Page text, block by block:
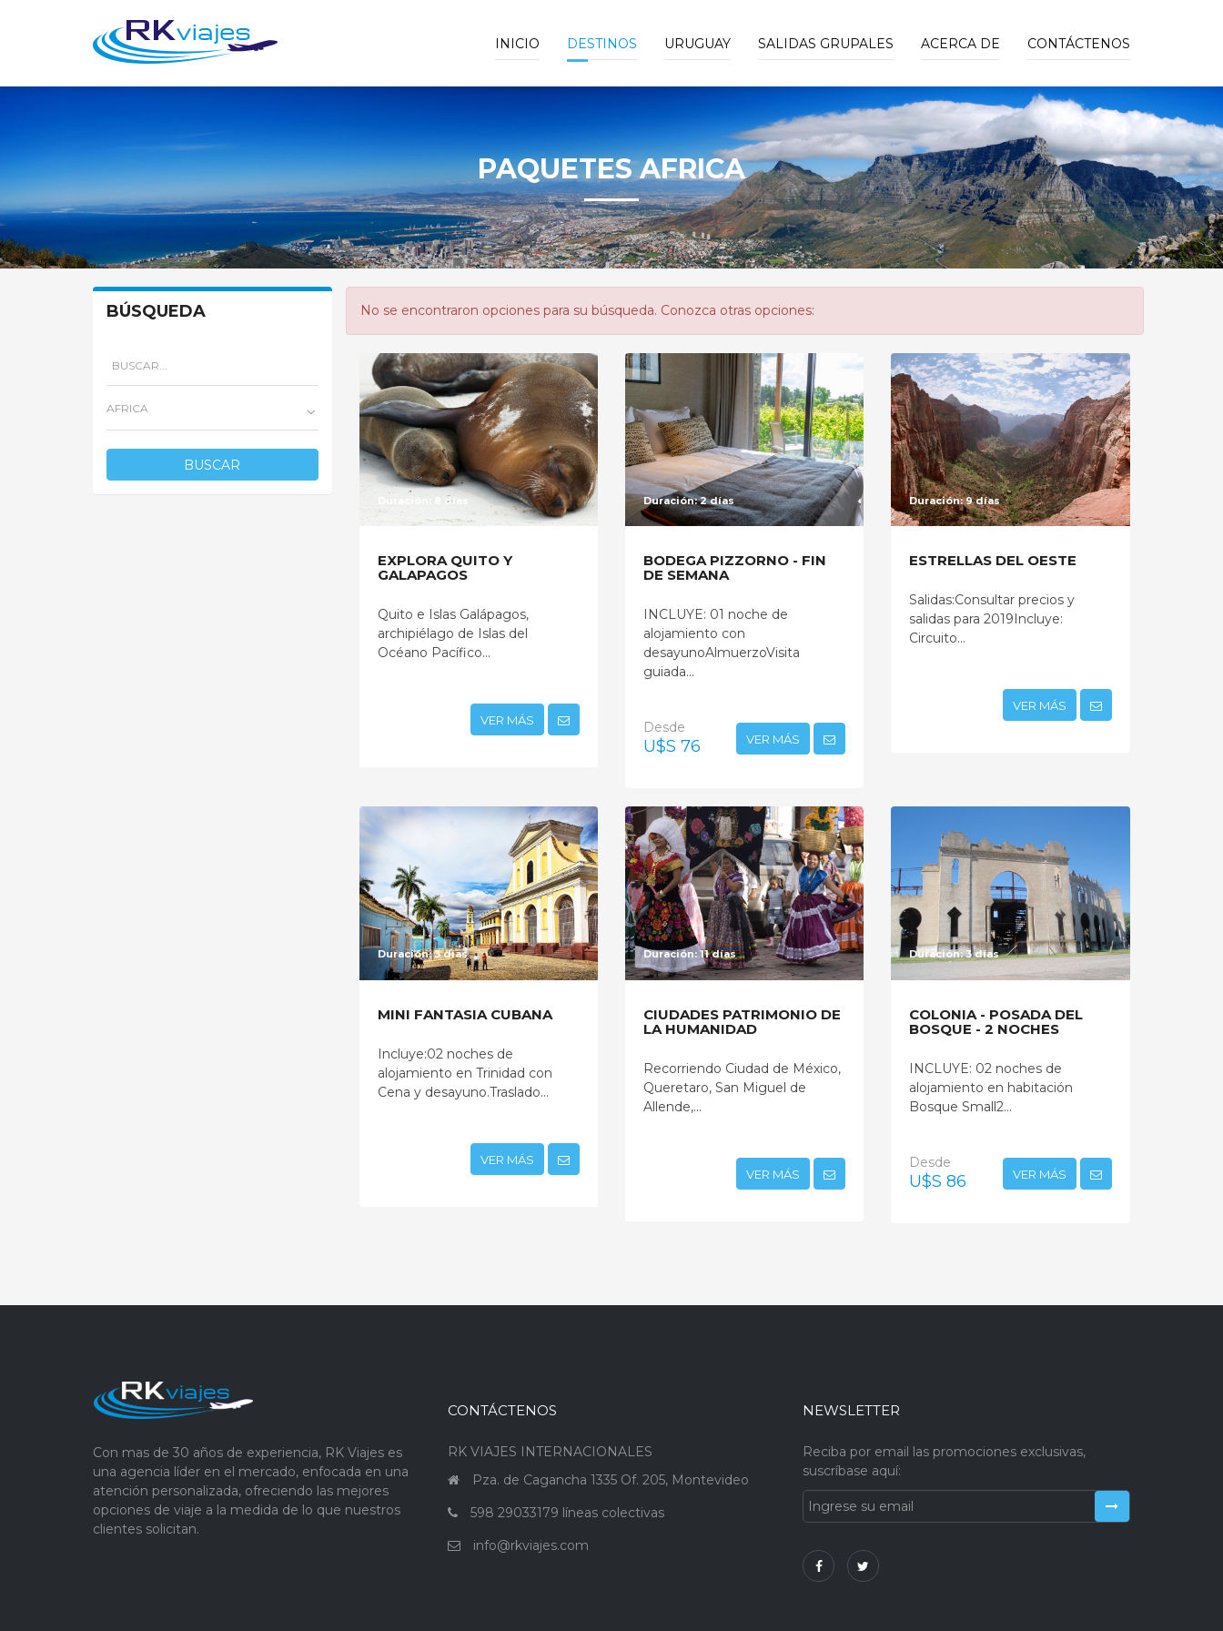
INICIO DESTINOS URUGUAY SALIDAS GRUPALES ACERCA DE CONTÁCTENOS
PAQUETES AFRICA
BÚSQUEDA
AFRICA
BUSCAR
No se encontraron opciones para su búsqueda. Conozca otras opciones:
Duración: 8 días
EXPLORA QUITO Y
GALAPAGOS
Quito e Islas Galápagos,
archipiélago de Islas del
Océano Pacífico...
VER MÁS
Duración: 2 días
BODEGA PIZZORNO - FIN
DE SEMANA
INCLUYE: 01 noche de
alojamiento con
desayunoAlmuerzoVisita
guiada...
Desde
U$S 76 VER MÁS
Duración: 9 días
ESTRELLAS DEL OESTE
Salidas:Consultar precios y
salidas para 2019Incluye:
Circuito...
VER MÁS
Duración: 3 días
MINI FANTASIA CUBANA
Incluye:02 noches de
alojamiento en Trinidad con
Cena y desayuno.Traslado...
VER MÁS
Duración: 11 días
CIUDADES PATRIMONIO DE
LA HUMANIDAD
Recorriendo Ciudad de México,
Queretaro, San Miguel de
Allende,...
VER MÁS
Duración: 3 días
COLONIA - POSADA DEL
BOSQUE - 2 NOCHES
INCLUYE: 02 noches de
alojamiento en habitación
Bosque Small2...
Desde
U$S 86 VER MÁS
Con mas de 30 años de experiencia, RK Viajes es
una agencia líder en el mercado, enfocada en una
atención personalizada, ofreciendo las mejores
opciones de viaje a la medida de lo que nuestros
clientes solicitan.
CONTÁCTENOS
RK VIAJES INTERNACIONALES
Pza. de Cagancha 1335 Of. 205, Montevideo
598 29033179 líneas colectivas
info@rkviajes.com
NEWSLETTER
Reciba por email las promociones exclusivas,
suscríbase aquí: